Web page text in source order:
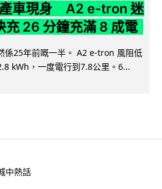
車現身 A2 e-tron 迷
26 分鐘充滿 8 成電
係25年前嘅一半。 A2 e-tron 風阻低
kWh，一度電行到7.8公里。6...
中熱話